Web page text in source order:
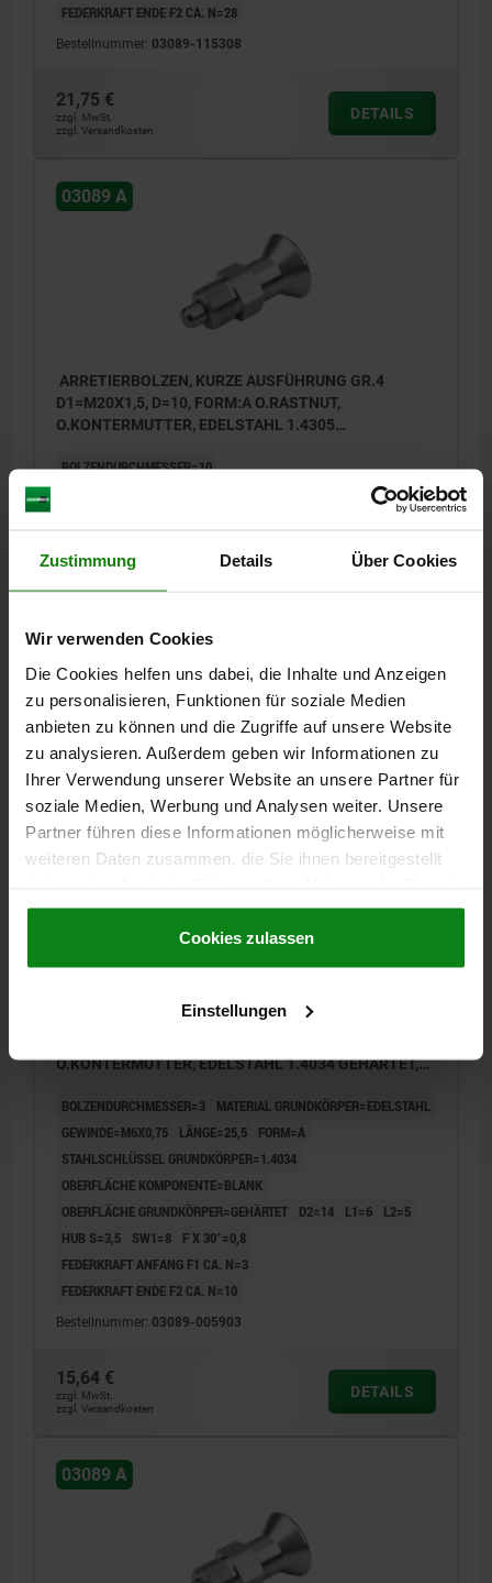
Zustimmung Details Über Cookies
Wir verwenden Cookies
Die Cookies helfen uns dabei, die Inhalte und Anzeigen
zu personalisieren, Funktionen für soziale Medien
anbieten zu können und die Zugriffe auf unsere Website
zu analysieren. Außerdem geben wir Informationen zu
Ihrer Verwendung unserer Website an unsere Partner für
soziale Medien, Werbung und Analysen weiter. Unsere
Partner führen diese Informationen möglicherweise mit
weiteren Daten zusammen, die Sie ihnen bereitgestellt
gesammelt haben.Cookie Richtlinien
Datenschutz|AGB
Cookies zulassen
Einstellungen
FEDERKRAFT ENDE F2 CA. N=28
Bestellnummer: 03089-115308
21,75 €
zzgl. MwSt.
zzgl. Versandkosten
DETAILS
03089 A
ARRETIERBOLZEN, KURZE AUSFÜHRUNG GR.4
D1=M20X1,5, D=10, FORM:A O.RASTNUT,
O.KONTERMUTTER, EDELSTAHL 1.4305
BOLZENDURCHMESSER=10
GEWINDE=M20X1,5
STAHLSCHLÜSSEL GRUNDKÖRPER=1.4305
OBERFLÄCHE GRUNDKÖRPER=UNGEHÄRTET
L1=15
L2=12 HUB S=10
FEDERKRAFT ENDE F2 CA. N=32
Bestellnummer:03089-115410
31,96 €
zzgl. MwSt.
DETAILS
03089 A
ARRETIERBOLZEN, KURZE AUSFÜHRUNG GR.9
O.KONTERMUTTER, EDELSTAHL 1.4034 GEHÄRTET,
BOLZENDURCHMESSER=3
MATERIAL GRUNDKÖRPER=EDELSTAHL
GEWINDE=M6X0,75
LÄNGE=25,5
FORM=A
STAHLSCHLÜSSEL GRUNDKÖRPER=1.4034
OBERFLÄCHE KOMPONENTE=BLANK
OBERFLÄCHE GRUNDKÖRPER=GEHÄRTET
D2=14 L1=6
L2=5
HUB S=3,5
SW1=8
F X 30°=0,8
FEDERKRAFT ANFANG F1 CA. N=3
FEDERKRAFT ENDE F2 CA. N=10
Bestellnummer: 03089-005903
15,64 €
zzgl. MwSt.
zzgl. Versandkosten
DETAILS
03089 A